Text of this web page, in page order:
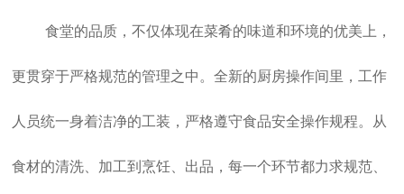
食堂的品质，不仅体现在菜肴的味道和环境的优美上，
更贯穿于严格规范的管理之中。全新的厨房操作间里，工作
人员统一身着洁净的工装，严格遵守食品安全操作规程。从
食材的清洗、加工到烹饪、出品，每一个环节都力求规范、